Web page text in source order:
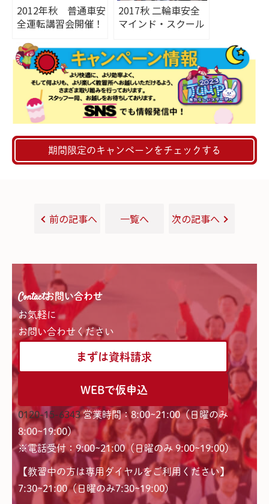
2012年秋 普通車安
全運転講習会開催！
2017秋 二輪車安全
マインド・スクール
期間限定のキャンペーンをチェックする
前の記事へ 一覧へ 次の記事へ
Contactお問い合わせ
お気軽に
お問い合わせください
まずは資料請求
WEBで仮申込
0120-15-6343 営業時間：8:00~21:00（日曜のみ
8:00~19:00）
※電話受付：9:00~21:00（日曜のみ 9:00~19:00）
【教習中の方は専用ダイヤルをご利用ください】
7:30~21:00（日曜のみ7:30~19:00)